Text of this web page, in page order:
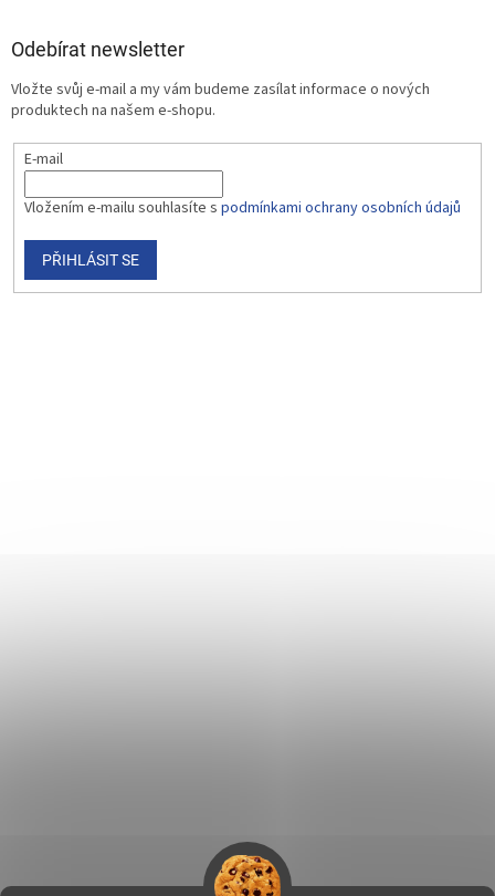
Odebírat newsletter
Vložte svůj e-mail a my vám budeme zasílat informace o nových
produktech na našem e-shopu.
E-mail
Vložením e-mailu souhlasíte s podmínkami ochrany osobních údajů
PŘIHLÁSIT SE